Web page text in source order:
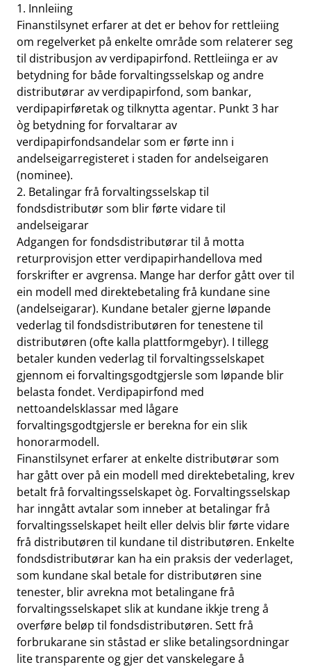
1. Innleiing
Finanstilsynet erfarer at det er behov for rettleiing
om regelverket på enkelte område som relaterer seg
til distribusjon av verdipapirfond. Rettleiinga er av
betydning for både forvaltingsselskap og andre
distributørar av verdipapirfond, som bankar,
verdipapirføretak og tilknytta agentar. Punkt 3 har
òg betydning for forvaltarar av
verdipapirfondsandelar som er førte inn i
andelseigarregisteret i staden for andelseigaren
(nominee).
2. Betalingar frå forvaltingsselskap til
fondsdistributør som blir førte vidare til
andelseigarar
Adgangen for fondsdistributørar til å motta
returprovisjon etter verdipapirhandellova med
forskrifter er avgrensa. Mange har derfor gått over til
ein modell med direktebetaling frå kundane sine
(andelseigarar). Kundane betaler gjerne løpande
vederlag til fondsdistributøren for tenestene til
distributøren (ofte kalla plattformgebyr). I tillegg
betaler kunden vederlag til forvaltingsselskapet
gjennom ei forvaltingsgodtgjersle som løpande blir
belasta fondet. Verdipapirfond med
nettoandelsklassar med lågare
forvaltingsgodtgjersle er berekna for ein slik
honorarmodell.
Finanstilsynet erfarer at enkelte distributørar som
har gått over på ein modell med direktebetaling, krev
betalt frå forvaltingsselskapet òg. Forvaltingsselskap
har inngått avtalar som inneber at betalingar frå
forvaltingsselskapet heilt eller delvis blir førte vidare
frå distributøren til kundane til distributøren. Enkelte
fondsdistributørar kan ha ein praksis der vederlaget,
som kundane skal betale for distributøren sine
tenester, blir avrekna mot betalingane frå
forvaltingsselskapet slik at kundane ikkje treng å
overføre beløp til fondsdistributøren. Sett frå
forbrukarane sin ståstad er slike betalingsordningar
lite transparente og gjer det vanskelegare å